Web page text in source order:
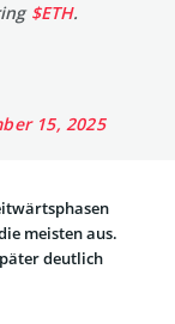
$ETH.
15, 2025
meisten aus.
deutlich